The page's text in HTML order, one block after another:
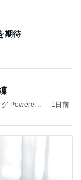
期待
Powered
1日前